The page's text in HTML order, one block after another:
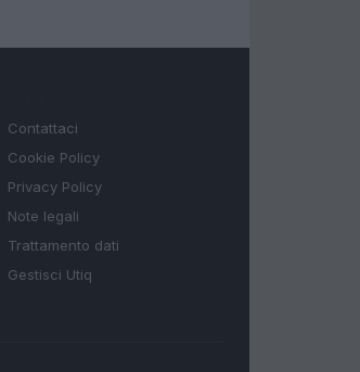
Contattaci
Cookie Policy
Privacy Policy
Note legali
Trattamento dati
Gestisci Utiq